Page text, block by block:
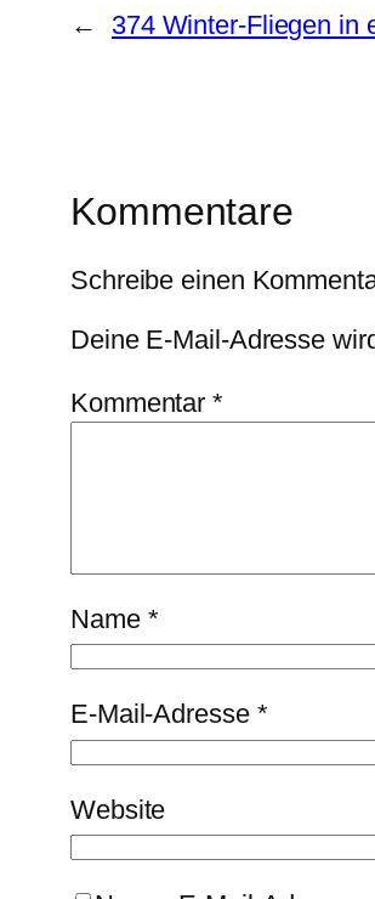
← 374 Winter-Fliegen in
Kommentare
Schreibe einen
Deine E-Mail-Adresse
Kommentar*
Name *
E-Mail-Adresse *
Website